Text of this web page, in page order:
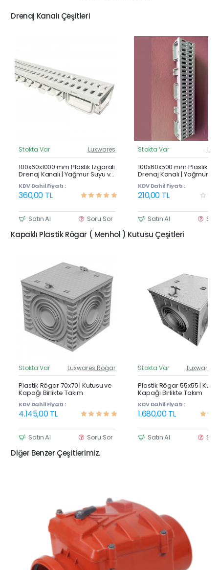
Drenaj Kanalı Çeşitleri
Güncel Fiyat
Çok Satan
Stokta Var Luxwares
100x60x1000 mm Plastik Izgaralı
Drenaj Kanalı | Yağmur Suyu ve
Havuz Kenarı Oluğu
KDV Dahil Fiyatı :
360,00 TL
Satın Al Soru Sor
Stokta Var
100x60x500 mm Plastik
Drenaj Kanalı | Yağmur
Havuz Kenarı Oluğu
KDV Dahil Fiyatı :
210,00 TL
Satın Al
Kapaklı Plastik Rögar ( Menhol ) Kutusu Çeşitleri
Güncel Fiyat
Yeni Ürün
Stokta Var Luxwares Rögar
Plastik Rögar 70x70 | Kutusu ve
Kapağı Birlikte Takım
KDV Dahil Fiyatı :
4.145,00 TL
Satın Al Soru Sor
Stokta Var Luxwares
Plastik Rögar 55x55 |
Kapağı Birlikte Takım
KDV Dahil Fiyatı :
1.680,00 TL
Satın Al
Diğer Benzer Çeşitlerimiz.